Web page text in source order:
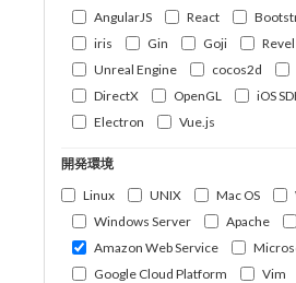
AngularJS
React
iris
Gin Goji Revel
Unreal Engine
cocos2d
DirectX
OpenGL iOS
Electron
Vue.js
開発環境
Linux
UNIX Mac OS
Windows Server
Apache
Amazon Web Service
Google Cloud Platform
Vim